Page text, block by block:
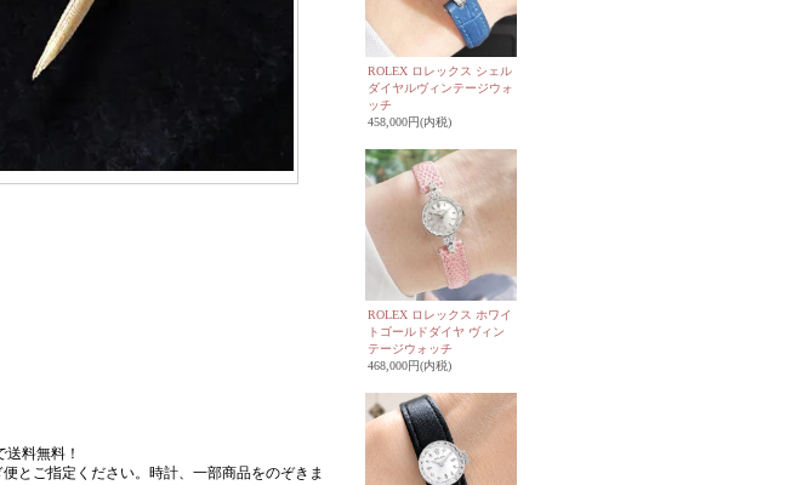
ROLEX ロレックス シェル
ダイヤルヴィンテージウォ
ッチ
458,000円(内税)
ROLEX ロレックス ホワイ
トゴールドダイヤ ヴィン
テージウォッチ
468,000円(内税)